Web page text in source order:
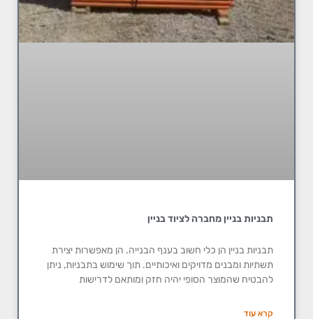
תבניות בניין מחברה לציוד בניין
תבניות בניין הן כלי חשוב בענף הבנייה. הן מאפשרות יצירת
תשתיות ומבנים מדויקים ואיכותיים. תוך שימוש בתבניות, ניתן
להבטיח שהמוצר הסופי יהיה חזק ומותאם לדרישות
קרא עוד